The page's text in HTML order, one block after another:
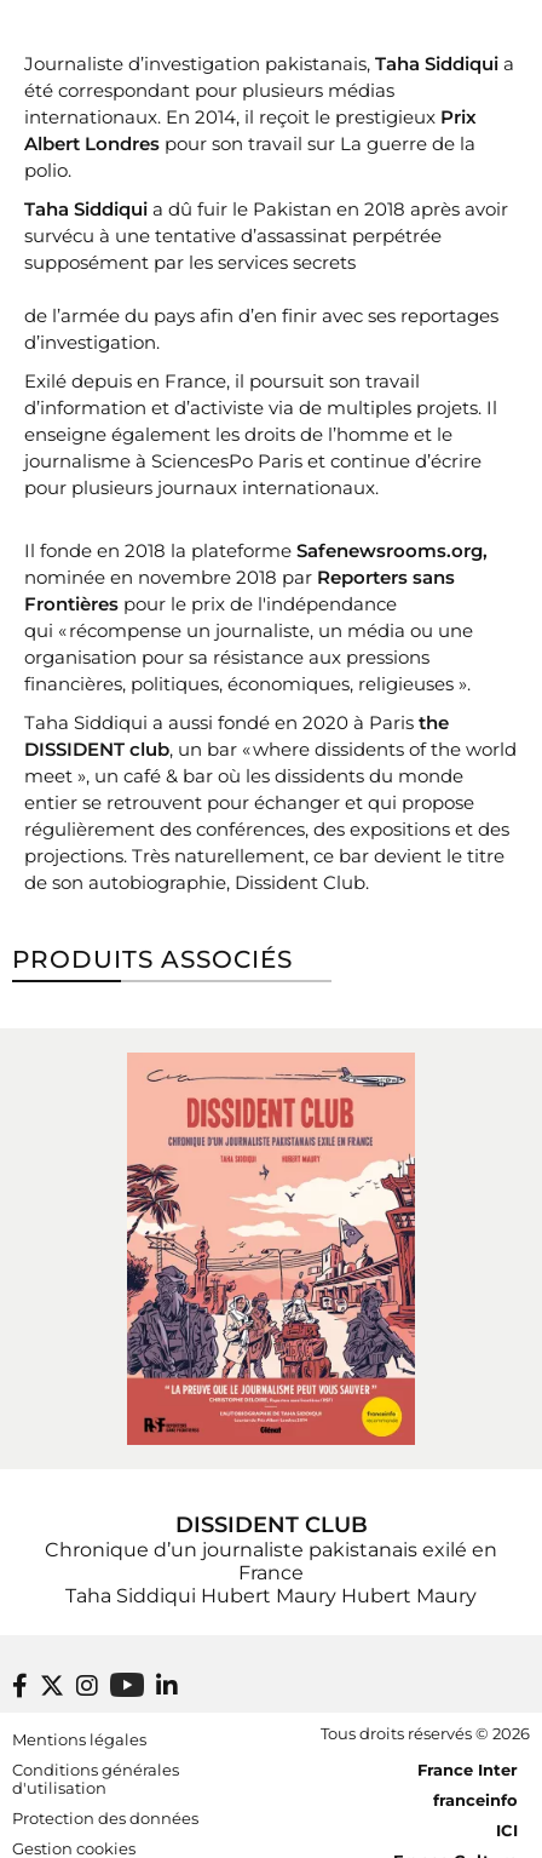
Journaliste d’investigation pakistanais, Taha Siddiqui a
été correspondant pour plusieurs médias
internationaux. En 2014, il reçoit le prestigieux Prix
Albert Londres pour son travail sur La guerre de la
polio.
Taha Siddiqui a dû fuir le Pakistan en 2018 après avoir
survécu à une tentative d’assassinat perpétrée
supposément par les services secrets
de l’armée du pays afin d’en finir avec ses reportages
d’investigation.
Exilé depuis en France, il poursuit son travail
d’information et d’activiste via de multiples projets. Il
enseigne également les droits de l’homme et le
journalisme à SciencesPo Paris et continue d’écrire
pour plusieurs journaux internationaux.
Il fonde en 2018 la plateforme Safenewsrooms.org,
nominée en novembre 2018 par Reporters sans
Frontières pour le prix de l'indépendance
qui « récompense un journaliste, un média ou une
organisation pour sa résistance aux pressions
financières, politiques, économiques, religieuses ».
Taha Siddiqui a aussi fondé en 2020 à Paris the
DISSIDENT club, un bar « where dissidents of the world
meet », un café & bar où les dissidents du monde
entier se retrouvent pour échanger et qui propose
régulièrement des conférences, des expositions et des
projections. Très naturellement, ce bar devient le titre
de son autobiographie, Dissident Club.
PRODUITS ASSOCIÉS
DISSIDENT CLUB
Chronique d’un journaliste pakistanais exilé en
France
Taha Siddiqui Hubert Maury Hubert Maury
Footer bottom
Mentions légales
Conditions générales
d'utilisation
Protection des données
Gestion cookies
Tous droits réservés © 2026
[RDF] Pied de page - Mobile
France Inter
franceinfo
ICI